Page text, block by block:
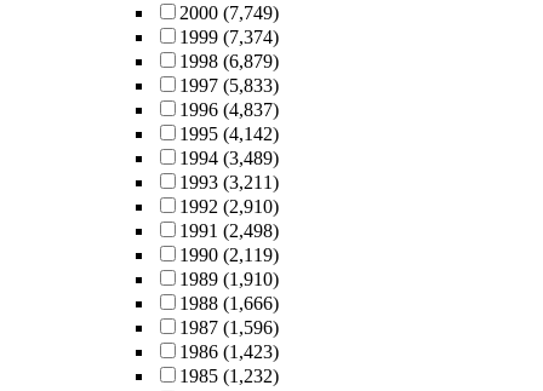
2000 (7,749)
1999 (7,374)
1998 (6,879)
1997 (5,833)
1996 (4,837)
1995 (4,142)
1994 (3,489)
1993 (3,211)
1992 (2,910)
1991 (2,498)
1990 (2,119)
1989 (1,910)
1988 (1,666)
1987 (1,596)
1986 (1,423)
1985 (1,232)